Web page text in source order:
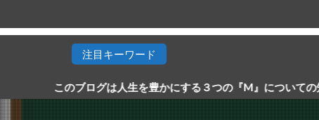
注目キーワード
グは人生を豊かにする３つの『M』についての知識などをまと